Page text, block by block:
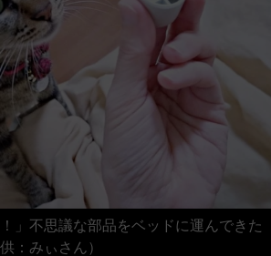
」不思議な部品をベッドに運んできた
：みぃさん）